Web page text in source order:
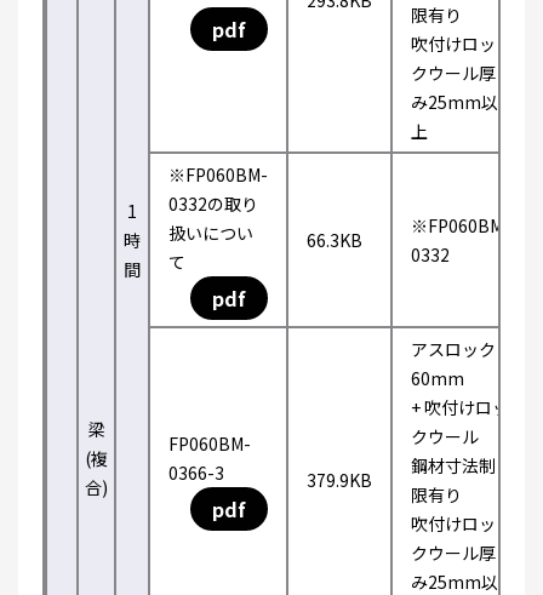
梁
(複
合)
1
時
間
pdf
限有り
吹付けロッ
クウール厚
み25mm以
上
※FP060BM-
0332の取り
扱いについ
て
pdf
66.3KB
※FP060BM-
0332
FP060BM-
0366-3
pdf
379.9KB
アスロック
60mm
+ 吹付けロッ
クウール
鋼材寸法制
限有り
吹付けロッ
クウール厚
み25mm以